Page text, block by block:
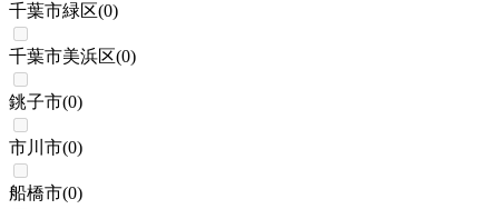
千葉市緑区(0)
千葉市美浜区(0)
銚子市(0)
市川市(0)
船橋市(0)